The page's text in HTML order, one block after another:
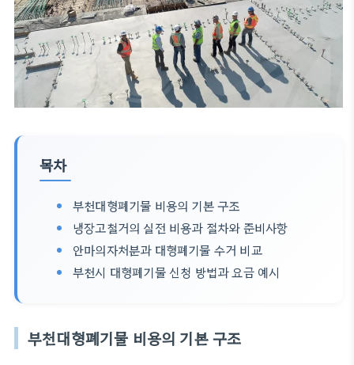
목차
부천대형폐기물 비용의 기본 구조
냉장고철거의 실전 비용과 절차와 준비사항
안마의자처분과 대형폐기물 수거 비교
부천시 대형폐기물 신청 방법과 요금 예시
부천대형폐기물 비용의 기본 구조